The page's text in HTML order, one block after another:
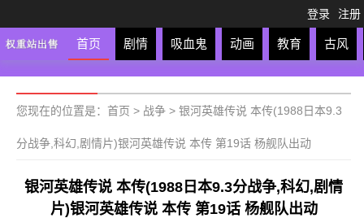
登录 注册
首页 剧情 吸血鬼 动画 教育 古风
轻松 校园 科幻 亲子 格斗 运动 恋爱 竞
您现在的位置是： 首页 > 战争 > 银河英雄传说 本传(1988日本9.3
分战争,科幻,剧情片)银河英雄传说 本传 第19话 杨舰队出动
银河英雄传说 本传(1988日本9.3分战争,科幻,剧情
片)银河英雄传说 本传 第19话 杨舰队出动